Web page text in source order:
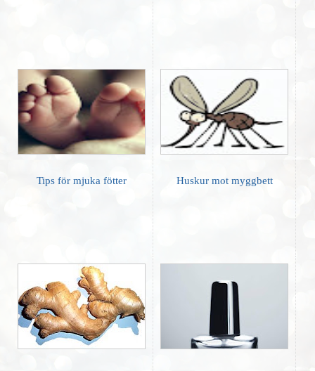
Tips för mjuka fötter Huskur mot myggbett